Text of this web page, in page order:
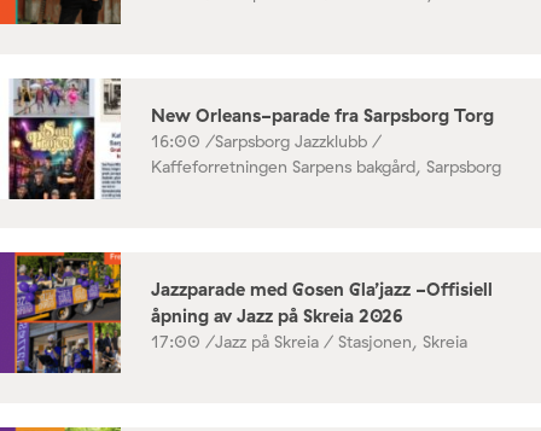
New Orleans-parade fra Sarpsborg Torg
16:00 /Sarpsborg Jazzklubb /
Kaffeforretningen Sarpens bakgård, Sarpsborg
Jazzparade med Gosen Gla’jazz -Offisiell
åpning av Jazz på Skreia 2026
17:00 /Jazz på Skreia / Stasjonen, Skreia